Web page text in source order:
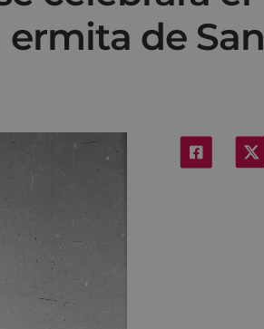
ermita de San